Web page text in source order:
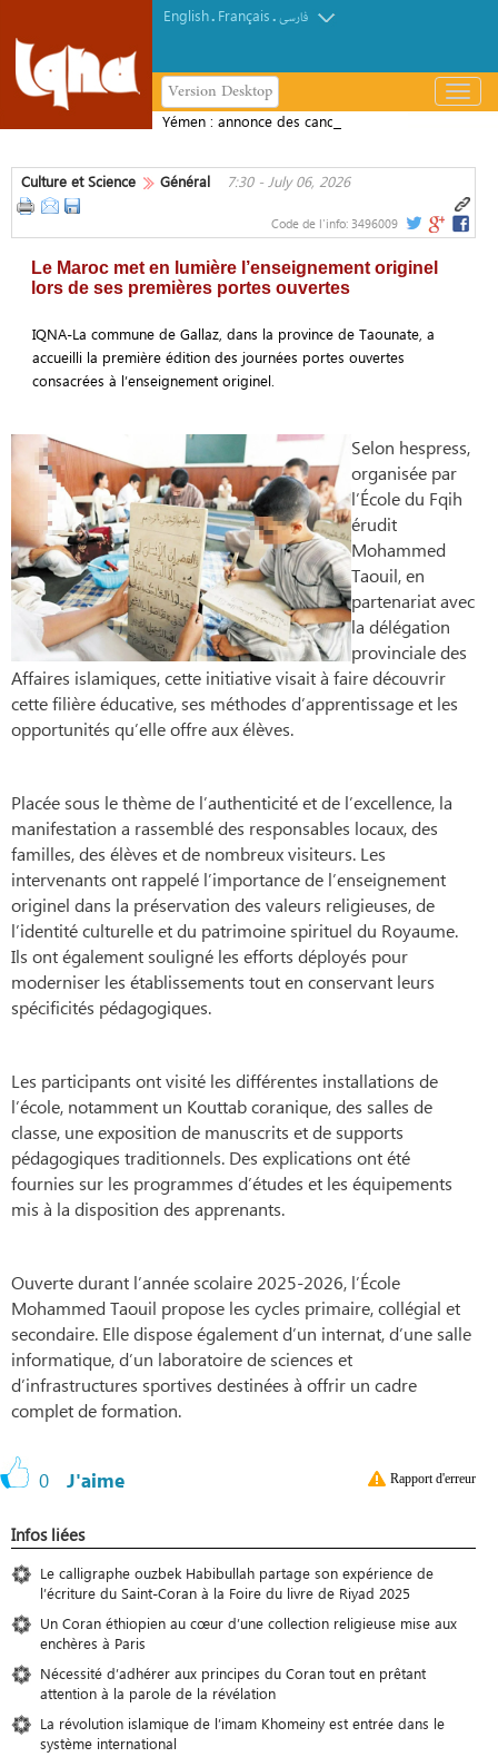
English. Français.فارسی
Version Desktop
باز
و
Yémen : annonce des candidats au
Culture et Science
Général 7:30 - July 06, 2026
Code de l'info: 3496009
Le Maroc met en lumière l’enseignement originel
lors de ses premières portes ouvertes
IQNA-La commune de Gallaz, dans la province de Taounate, a
accueilli la première édition des journées portes ouvertes
consacrées à l’enseignement originel.
Selon hespress,
organisée par
l’École du Fqih
érudit
Mohammed
Taouil, en
partenariat avec
la délégation
provinciale des
Affaires islamiques, cette initiative visait à faire découvrir
cette filière éducative, ses méthodes d’apprentissage et les
opportunités qu’elle offre aux élèves.
Placée sous le thème de l’authenticité et de l’excellence, la
manifestation a rassemblé des responsables locaux, des
familles, des élèves et de nombreux visiteurs. Les
intervenants ont rappelé l’importance de l’enseignement
originel dans la préservation des valeurs religieuses, de
l’identité culturelle et du patrimoine spirituel du Royaume.
Ils ont également souligné les efforts déployés pour
moderniser les établissements tout en conservant leurs
spécificités pédagogiques.
Les participants ont visité les différentes installations de
l’école, notamment un Kouttab coranique, des salles de
classe, une exposition de manuscrits et de supports
pédagogiques traditionnels. Des explications ont été
fournies sur les programmes d’études et les équipements
mis à la disposition des apprenants.
Ouverte durant l’année scolaire 2025-2026, l’École
Mohammed Taouil propose les cycles primaire, collégial et
secondaire. Elle dispose également d’un internat, d’une salle
informatique, d’un laboratoire de sciences et
d’infrastructures sportives destinées à offrir un cadre
complet de formation.
0 J'aime Rapport d'erreur
Infos liées
Le calligraphe ouzbek Habibullah partage son expérience de
l’écriture du Saint-Coran à la Foire du livre de Riyad 2025
Un Coran éthiopien au cœur d’une collection religieuse mise aux
enchères à Paris
Nécessité d’adhérer aux principes du Coran tout en prêtant
attention à la parole de la révélation
La révolution islamique de l’imam Khomeiny est entrée dans le
système international